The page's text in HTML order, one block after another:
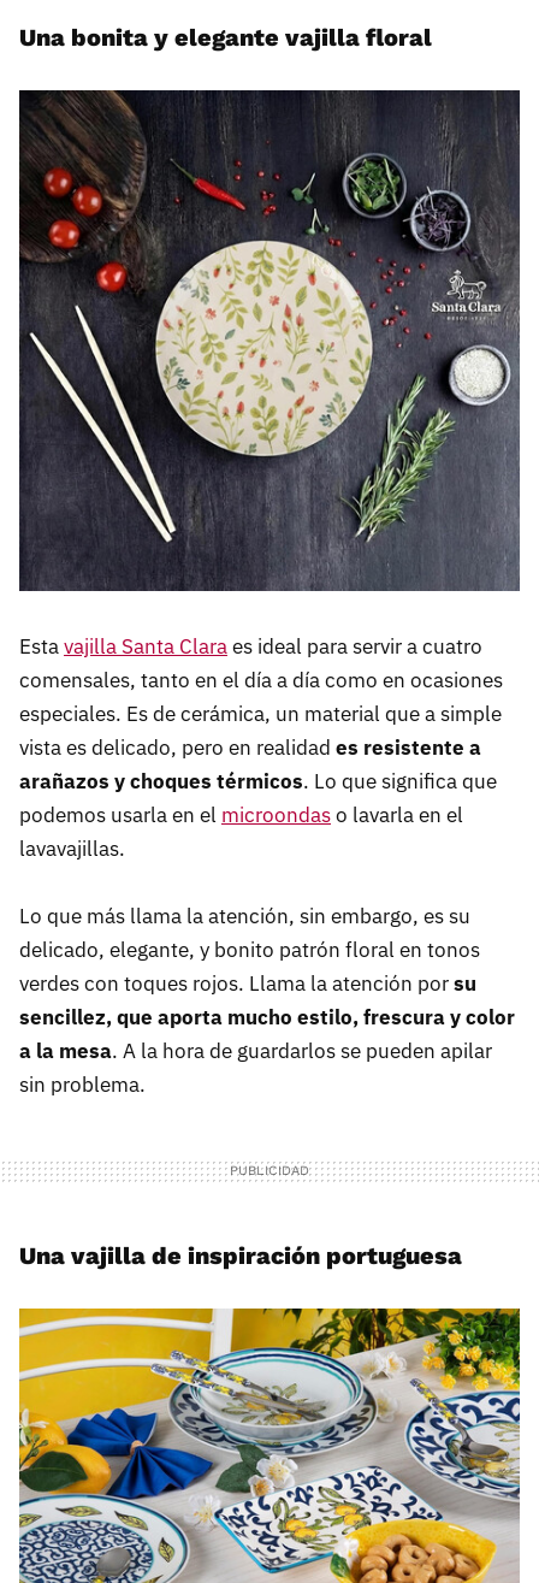
Una bonita y elegante vajilla floral
Estavajilla Santa Claraes ideal para servir a cuatro
comensales, tanto en el día a día como en ocasiones
especiales. Es de cerámica, un material que a simple
vista es delicado, pero en realidad es resistente a
arañazos y choques térmicos. Lo que significa que
podemos usarla en el microondaso lavarla en el
lavavajillas.
Lo que más llama la atención, sin embargo, es su
delicado, elegante, y bonito patrón floral en tonos
verdes con toques rojos. Llama la atención porsu
sencillez, que aporta mucho estilo, frescura y color
a la mesa. A la hora de guardarlos se pueden apilar
sin problema.
Una vajilla de inspiración portuguesa